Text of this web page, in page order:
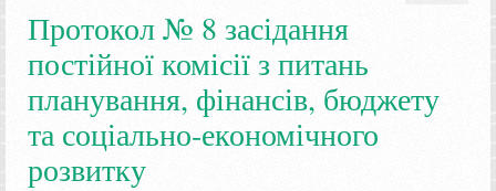
Протокол № 8 засідання
постійної комісії з питань
планування, фінансів, бюджету
та соціально-економічного
розвитку